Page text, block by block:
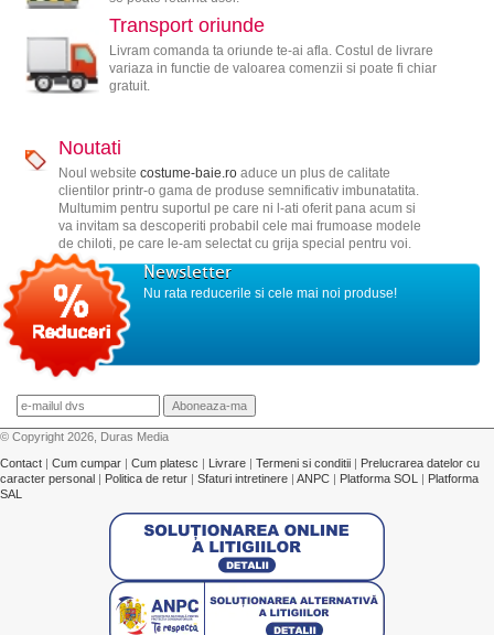
Transport oriunde
Livram comanda ta oriunde te-ai afla. Costul de livrare
variaza in functie de valoarea comenzii si poate fi chiar
gratuit.
Noutati
Noul website costume-baie.roaduce un plus de calitate
clientilor printr-o gama de produse semnificativ imbunatatita.
Multumim pentru suportul pe care ni l-ati oferit pana acum si
va invitam sa descoperiti probabil cele mai frumoase modele
de chiloti, pe care le-am selectat cu grija special pentru voi.
Newsletter
Nu rata reducerile si cele mai noi produse!
© Copyright 2026, Duras Media
Contact | Cum cumpar | Cum platesc | Livrare | Termeni si conditii | Prelucrarea datelor cu
caracter personal | Politica de retur | Sfaturi intretinere | ANPC | Platforma SOL | Platforma
SAL